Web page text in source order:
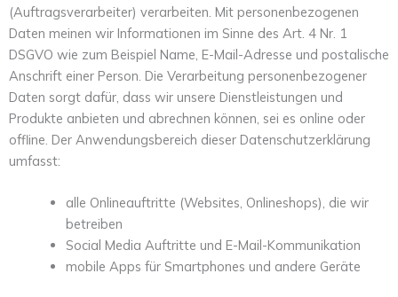
(Auftragsverarbeiter) verarbeiten. Mit personenbezogenen
Daten meinen wir Informationen im Sinne des Art. 4 Nr. 1
DSGVO wie zum Beispiel Name, E-Mail-Adresse und postalische
Anschrift einer Person. Die Verarbeitung personenbezogener
Daten sorgt dafür, dass wir unsere Dienstleistungen und
Produkte anbieten und abrechnen können, sei es online oder
offline. Der Anwendungsbereich dieser Datenschutzerklärung
umfasst:
alle Onlineauftritte (Websites, Onlineshops), die wir
betreiben
Social Media Auftritte und E-Mail-Kommunikation
mobile Apps für Smartphones und andere Geräte